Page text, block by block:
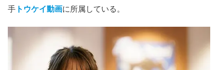
手 トウケイ動画に所属している。